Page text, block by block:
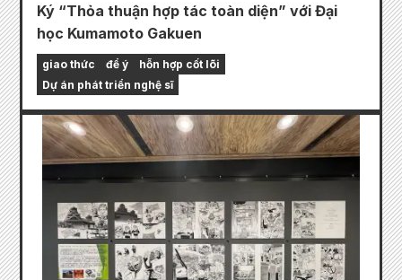
Ký “Thỏa thuận hợp tác toàn diện” với Đại
học Kumamoto Gakuen
giao thức để ý
hỗn hợp cốt lõi
Dự án phát triển nghệ sĩ